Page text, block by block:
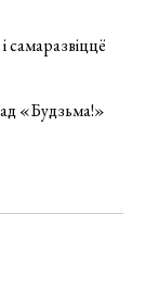
самаразвіццё
«Будзьма!»